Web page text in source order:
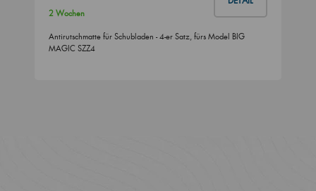
2 Wochen
Antirutschmatte für Schubladen - 4-er Satz, fürs Model BIG
MAGIC SZZ4